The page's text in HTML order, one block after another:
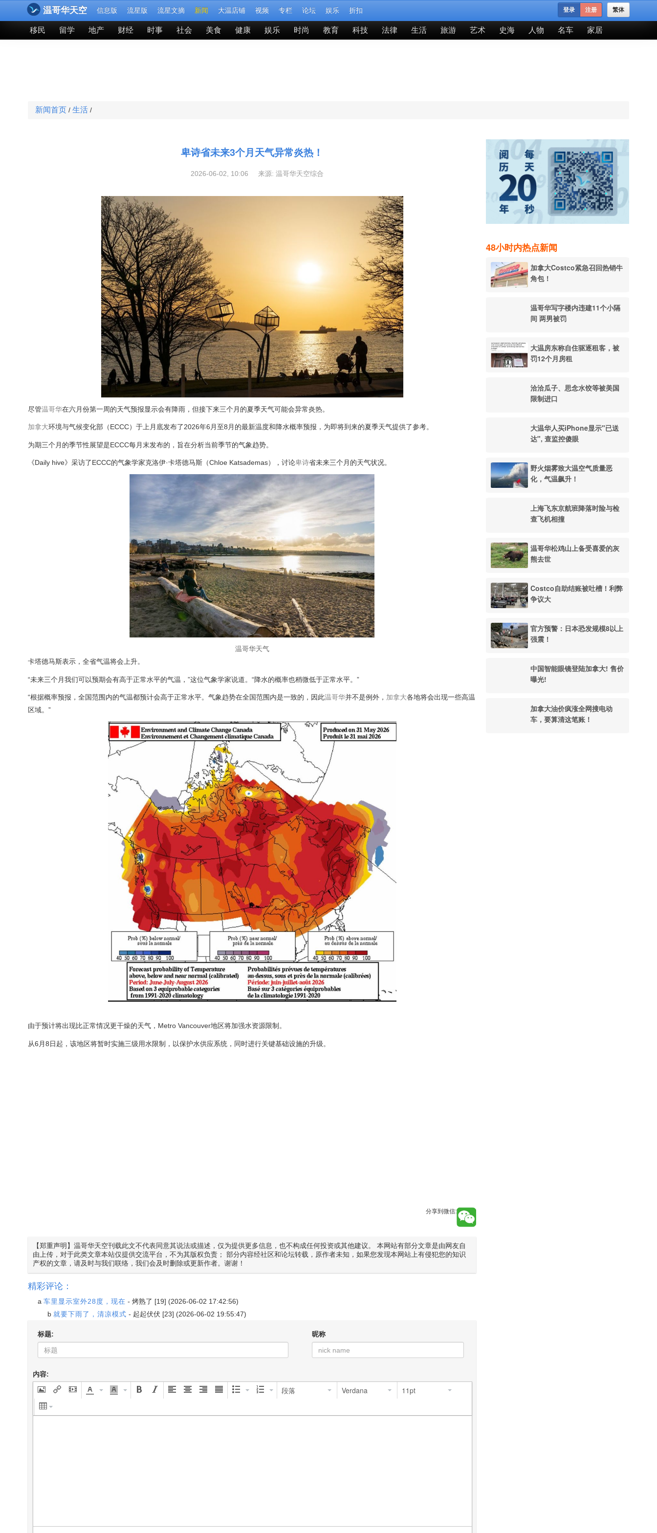
温哥华天空 信息版 流星版 流星文摘 新闻 大温店铺 视频 专栏 论坛 娱乐 折扣 繁体
登录 注册
移民 留学 地产 财经 时事 社会 美食 健康 娱乐 时尚 教育 科技 法律 生活 旅游 艺术 史海 人物 名车 家居
新闻首页 / 生活 /
卑诗省未来3个月天气异常炎热！
2026-06-02, 10:06 来源: 温哥华天空综合
尽管温哥华在六月份第一周的天气预报显示会有降雨，但接下来三个月的夏季天气可能会异常炎热。
加拿大环境与气候变化部（ECCC）于上月底发布了2026年6月至8月的最新温度和降水概率预报，为即将到来的夏季天气提供了参考。
为期三个月的季节性展望是ECCC每月末发布的，旨在分析当前季节的气象趋势。
《Daily hive》采访了ECCC的气象学家克洛伊·卡塔德马斯（Chloe Katsademas），讨论卑诗省未来三个月的天气状况。
温哥华天气
卡塔德马斯表示，全省气温将会上升。
“未来三个月我们可以预期会有高于正常水平的气温，”这位气象学家说道。“降水的概率也稍微低于正常水平。”
“根据概率预报，全国范围内的气温都预计会高于正常水平。气象趋势在全国范围内是一致的，因此温哥华并不是例外， 加拿大各地将会出现一些高温
区域。”
由于预计将出现比正常情况更干燥的天气，Metro Vancouver地区将加强水资源限制。
从6月8日起，该地区将暂时实施三级用水限制，以保护水供应系统，同时进行关键基础设施的升级。
分享到微信:
【郑重声明】温哥华天空刊载此文不代表同意其说法或描述，仅为提供更多信息，也不构成任何投资或其他建议。 本网站有部分文章是由网友自
由上传，对于此类文章本站仅提供交流平台，不为其版权负责； 部分内容经社区和论坛转载，原作者未知，如果您发现本网站上有侵犯您的知识
产权的文章，请及时与我们联络，我们会及时删除或更新作者。谢谢！
精彩评论：
a 车里显示室外28度，现在 - 烤熟了 [19] (2026-06-02 17:42:56)
b 就要下雨了，清凉模式 - 起起伏伏 [23] (2026-06-02 19:55:47)
标题: 昵称
内容:
段落 Verdana 11pt
48小时内热点新闻
加拿大Costco紧急召回热销牛
角包！
温哥华写字楼内违建11个小隔
间 两男被罚
大温房东称自住驱逐租客，被
罚12个月房租
洽洽瓜子、思念水饺等被美国
限制进口
大温华人买iPhone显示"已送
达", 查监控傻眼
野火烟雾致大温空气质量恶
化，气温飙升！
上海飞东京航班降落时险与检
查飞机相撞
温哥华松鸡山上备受喜爱的灰
熊去世
Costco自助结账被吐槽！利弊
争议大
官方预警：日本恐发规模8以上
强震！
中国智能眼镜登陆加拿大! 售价
曝光!
加拿大油价疯涨全网搜电动
车，要算清这笔账！